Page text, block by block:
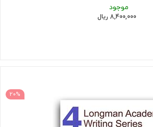
موجود
8,400,000 ریال
20%